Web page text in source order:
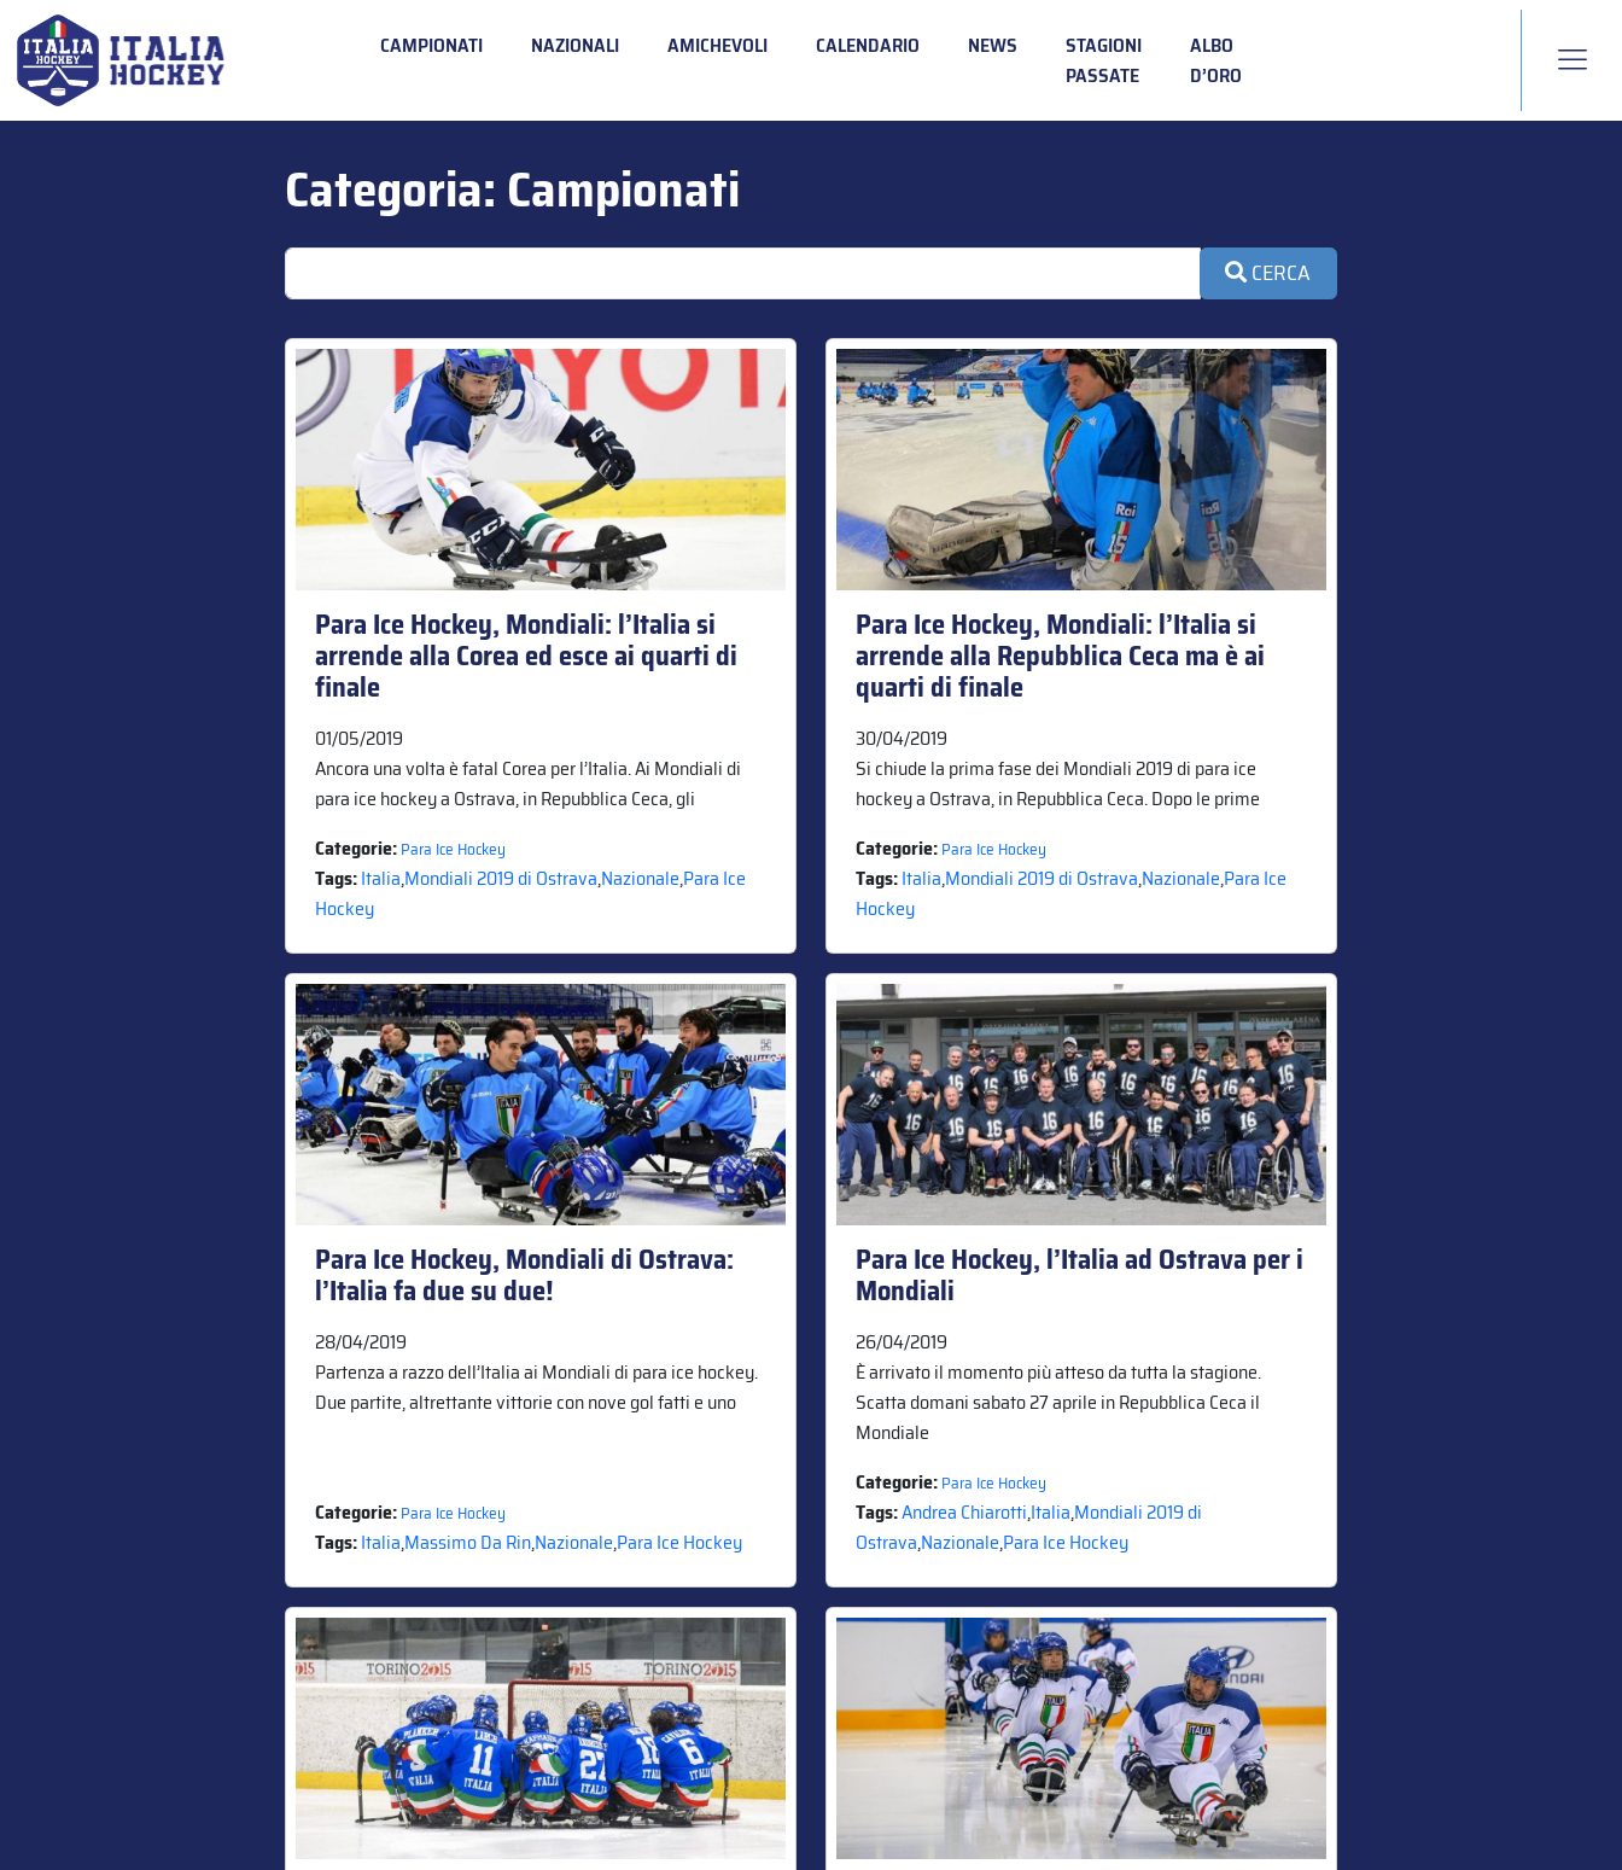
CAMPIONATI NAZIONALI AMICHEVOLI CALENDARIO NEWS
STAGIONI
PASSATE
ALBO
D’ORO
Categoria: Campionati
CERCA
Para Ice Hockey, Mondiali: l’Italia si
arrende alla Corea ed esce ai quarti di
finale
01/05/2019
Ancora una volta è fatal Corea per l’Italia. Ai Mondiali di
para ice hockey a Ostrava, in Repubblica Ceca, gli
Categorie:Para Ice Hockey
Tags:Italia,Mondiali 2019 di Ostrava,Nazionale,Para Ice
Hockey
Para Ice Hockey, Mondiali: l’Italia si
arrende alla Repubblica Ceca ma è ai
quarti di finale
30/04/2019
Si chiude la prima fase dei Mondiali 2019 di para ice
hockey a Ostrava, in Repubblica Ceca. Dopo le prime
Categorie:Para Ice Hockey
Tags:Italia,Mondiali 2019 di Ostrava,Nazionale,Para Ice
Hockey
Para Ice Hockey, Mondiali di Ostrava:
l’Italia fa due su due!
28/04/2019
Partenza a razzo dell’Italia ai Mondiali di para ice hockey.
Due partite, altrettante vittorie con nove gol fatti e uno
Categorie:Para Ice Hockey
Tags:Italia,Massimo Da Rin,Nazionale,Para Ice Hockey
Para Ice Hockey, l’Italia ad Ostrava per i
Mondiali
26/04/2019
È arrivato il momento più atteso da tutta la stagione.
Scatta domani sabato 27 aprile in Repubblica Ceca il
Mondiale
Categorie:Para Ice Hockey
Tags:Andrea Chiarotti,Italia,Mondiali 2019 di
Ostrava,Nazionale,Para Ice Hockey